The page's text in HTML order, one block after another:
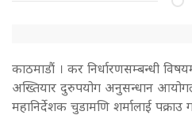
काठमाडौं । कर निर्धारणसम्बन्धी
अख्तियार दुरुपयोग अनुसन्धान
महानिर्देशक चुडामणि शर्मालाई पक्राउ